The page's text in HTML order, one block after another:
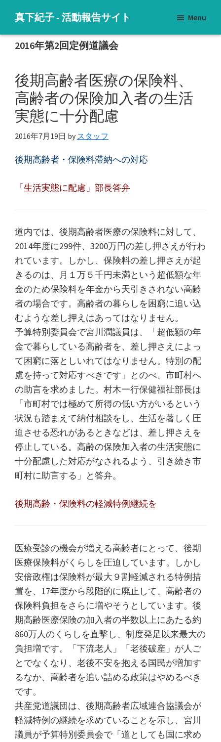
main
content
primary
sidebar
footer
真下紀子 - 活動報告サイト
ど
た
ち
に
明
未
を
Menu
2016年第2回定例道議会
後期高齢者医療の保険料、
高齢者の保険加入者の生活
実態に十分配慮
2016年7月19日 by スタッフ
後期高齢者・保険料滞納への対応
「生活実態に配慮」部長答弁
道内では、後期高齢者医療の保険料に対して、
2014年度に299件、3200万円の差し押さえが行わ
れています。しかし、保険料の差し押さえが起
きるのは、月１万５千円未満という超低額な年
金のため保険料を年金から天引きされない高齢
者の場合です。高齢者の暮らしを困窮に追い込
むような差し押えはあってはなりません。
予算特別委員会で宮川潤議員は、「超低額の年
金で暮らしている高齢者を、差し押さえによっ
て困窮に落としいれてはなりません。特別の配
慮を持って対応すべきです」とのべ、市町村へ
の助言を求めました。村木一行保健福祉部長は
「市町村では極めて所得の低い方がいるという
状況も踏まえて納付相談をし、生活を著しく圧
迫させる恐れがあるときなどは、差し押さえを
停止している。高齢の保険加入者の生活実態に
十分配慮した対応がなされるよう、引き続き市
町村に助言する」と答弁。
後期高齢・保険料の軽減特例継続を
医療受診の機会が増える高齢者にとって、後期
医療保険料がくらしを圧迫しています。しかし
安倍政権は保険料が最大９割軽減される特例措
置を、17年度から段階的に廃止して、高齢者の
保険料負担をさらに増やそうとしています。後
期高齢医療保険の加入者の半数以上にあたる約
860万人のくらしを直撃し、制度発足以来最大の
負担増です。「下流老人」「老後破産」が人ご
とでなくなり、老後不安を抱える国民が増加す
るなか、高齢者を追い詰める政策はやめるべき
です。
共産党道議団は、後期高齢者広域連合協議会が
軽減特例の継続を求めていることを示し、宮川
議員が予算特別委員会で「道としても国に求め